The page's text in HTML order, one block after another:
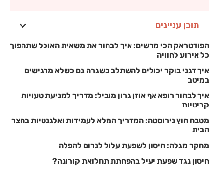
תוכן עניינים
הפודטראק הכי מרשים: איך לבחור את משאית האוכל שתהפוך
כל אירוע לחוויה
איך דגני בוקר יכולים להשתלב בשגרה גם כשלא מרגישים
במיטב
איך לבחור רופא אף אוזן גרון מוביל: מדריך למניעת טעויות
קריטיות
מטבח חוץ נירוסטה: המדריך המלא לעמידות ואלגנטיות בחצר
הבית
מחקר מגלה: חיסון לשפעת עלול לגרום להפלה
חיסון נגד שפעת יעיל בהפחתת תחלואת קורונה?